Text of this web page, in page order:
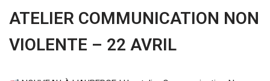
ATELIER COMMUNICATION NON
VIOLENTE – 22 AVRIL